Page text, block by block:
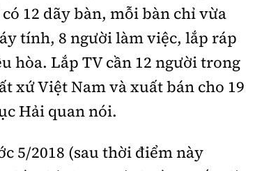
12 dãy bàn, mỗi bàn chỉ vừa
tính, 8 người làm việc, lắp ráp
hòa. Lắp TV cần 12 người trong
xứ Việt Nam và xuất bán cho 19
Hải quan nói.
5/2018 (sau thời điểm này